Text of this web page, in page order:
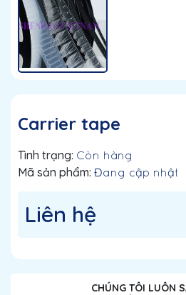
Carrier tape
Tình trạng: Còn hàng
Mã sản phẩm: Đang cập nhật
Liên hệ
CHÚNG TÔI LUÔN